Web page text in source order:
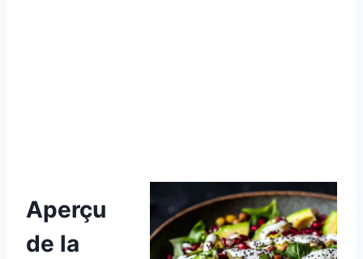
Aperçu
de la